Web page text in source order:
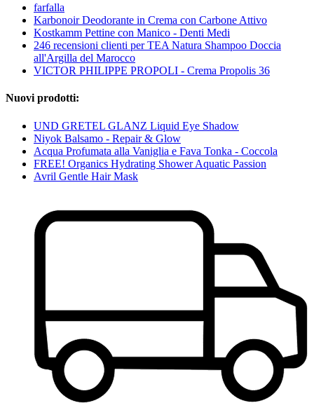
farfalla
Karbonoir Deodorante in Crema con Carbone Attivo
Kostkamm Pettine con Manico - Denti Medi
246 recensioni clienti per TEA Natura Shampoo Doccia
all'Argilla del Marocco
VICTOR PHILIPPE PROPOLI - Crema Propolis 36
Nuovi prodotti:
UND GRETEL GLANZ Liquid Eye Shadow
Niyok Balsamo - Repair & Glow
Acqua Profumata alla Vaniglia e Fava Tonka - Coccola
FREE! Organics Hydrating Shower Aquatic Passion
Avril Gentle Hair Mask